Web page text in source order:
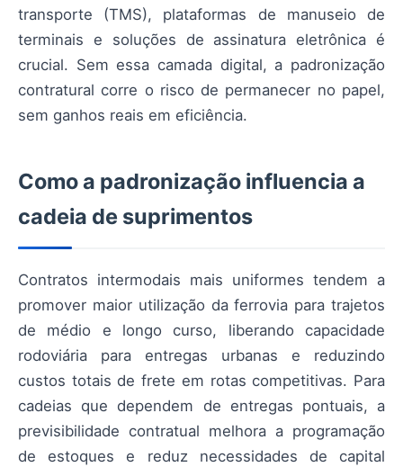
transporte (TMS), plataformas de manuseio de
terminais e soluções de assinatura eletrônica é
crucial. Sem essa camada digital, a padronização
contratural corre o risco de permanecer no papel,
sem ganhos reais em eficiência.
Como a padronização influencia a
cadeia de suprimentos
Contratos intermodais mais uniformes tendem a
promover maior utilização da ferrovia para trajetos
de médio e longo curso, liberando capacidade
rodoviária para entregas urbanas e reduzindo
custos totais de frete em rotas competitivas. Para
cadeias que dependem de entregas pontuais, a
previsibilidade contratual melhora a programação
de estoques e reduz necessidades de capital